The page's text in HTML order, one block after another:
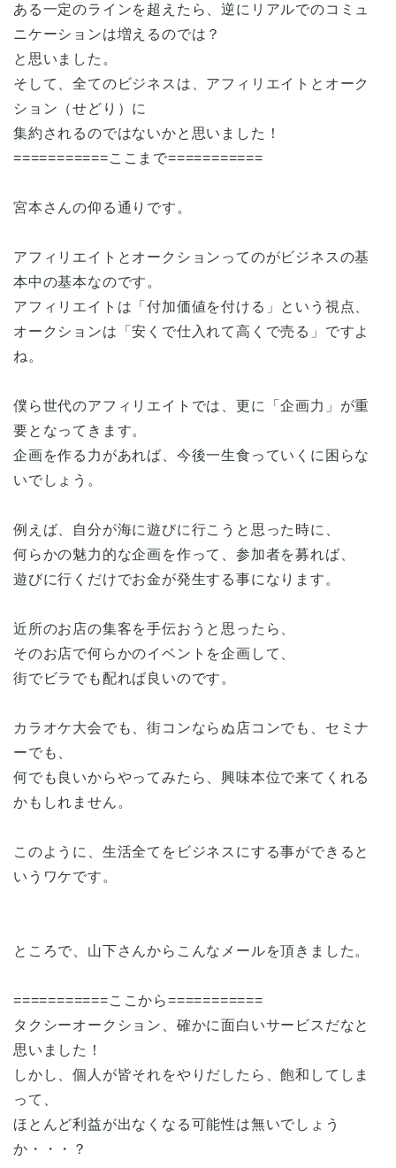
ある一定のラインを超えたら、逆にリアルでのコミュ
ニケーションは増えるのでは？
と思いました。
そして、全てのビジネスは、アフィリエイトとオーク
ション（せどり）に
集約されるのではないかと思いました！
===========ここまで===========
宮本さんの仰る通りです。
アフィリエイトとオークションってのがビジネスの基
本中の基本なのです。
アフィリエイトは「付加価値を付ける」という視点、
オークションは「安くで仕入れて高くで売る」ですよ
ね。
僕ら世代のアフィリエイトでは、更に「企画力」が重
要となってきます。
企画を作る力があれば、今後一生食っていくに困らな
いでしょう。
例えば、自分が海に遊びに行こうと思った時に、
何らかの魅力的な企画を作って、参加者を募れば、
遊びに行くだけでお金が発生する事になります。
近所のお店の集客を手伝おうと思ったら、
そのお店で何らかのイベントを企画して、
街でビラでも配れば良いのです。
カラオケ大会でも、街コンならぬ店コンでも、セミナ
ーでも、
何でも良いからやってみたら、興味本位で来てくれる
かもしれません。
このように、生活全てをビジネスにする事ができると
いうワケです。
ところで、山下さんからこんなメールを頂きました。
===========ここから===========
タクシーオークション、確かに面白いサービスだなと
思いました！
しかし、個人が皆それをやりだしたら、飽和してしま
って、
ほとんど利益が出なくなる可能性は無いでしょう
か・・・？